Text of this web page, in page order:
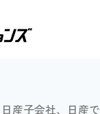
日産子会社、日産